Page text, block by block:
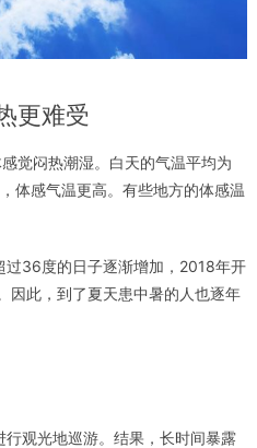
更难受
觉闷热潮湿。白天的气温平均为
体感气温更高。有些地方的体感温
过36度的日子逐渐增加，2018年开
因此，到了夏天患中暑的人也逐年
观光地巡游。结果，长时间暴露